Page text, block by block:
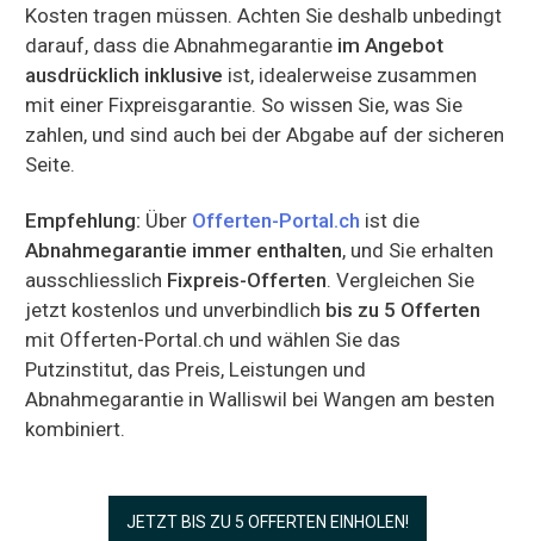
Kosten tragen müssen. Achten Sie deshalb unbedingt
darauf, dass die Abnahmegarantie im Angebot
ausdrücklich inklusive ist, idealerweise zusammen
mit einer Fixpreisgarantie. So wissen Sie, was Sie
zahlen, und sind auch bei der Abgabe auf der sicheren
Seite.
Empfehlung: Über Offerten-Portal.ch ist die
Abnahmegarantie immer enthalten, und Sie erhalten
ausschliesslich Fixpreis-Offerten. Vergleichen Sie
jetzt kostenlos und unverbindlich bis zu 5 Offerten
mit Offerten-Portal.ch und wählen Sie das
Putzinstitut, das Preis, Leistungen und
Abnahmegarantie in Walliswil bei Wangen am besten
kombiniert.
JETZT BIS ZU 5 OFFERTEN EINHOLEN!